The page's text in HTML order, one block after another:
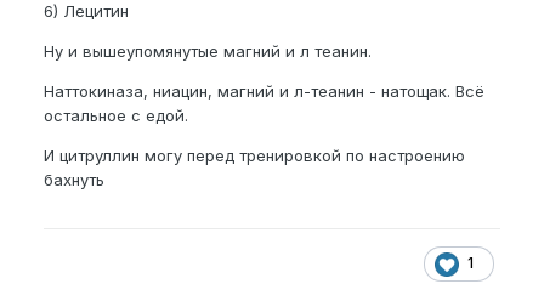
6) Лецитин
Ну и вышеупомянутые магний и л теанин.
Наттокиназа, ниацин, магний и л-теанин - натощак. Всё
остальное с едой.
И цитруллин могу перед тренировкой по настроению
бахнуть
1